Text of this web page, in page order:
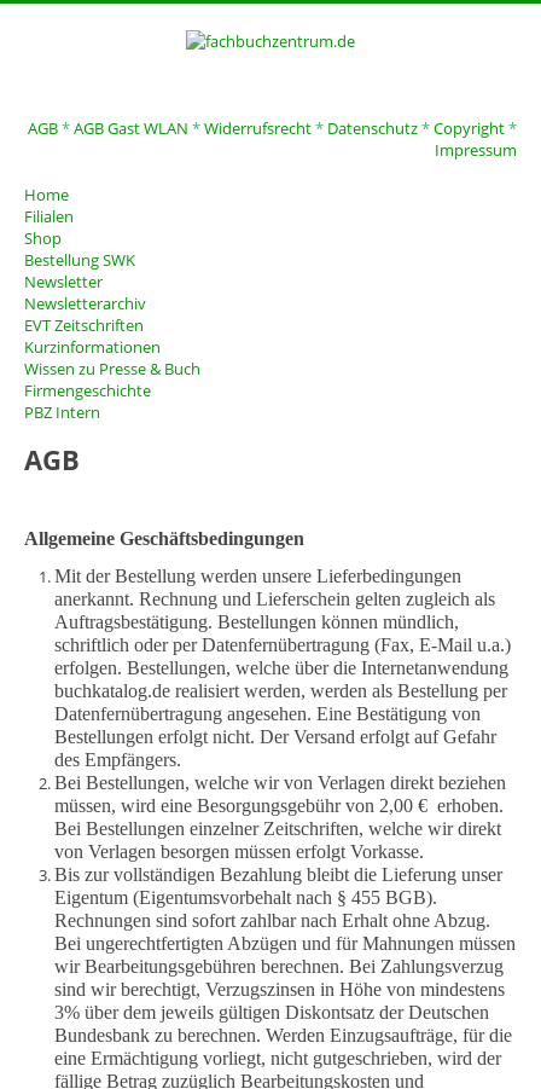
AGB*AGB Gast WLAN *Widerrufsrecht* Datenschutz*Copyright*
Impressum
Home
Filialen
Shop
Bestellung SWK
Newsletter
Newsletterarchiv
EVT Zeitschriften
Kurzinformationen
Wissen zu Presse & Buch
Firmengeschichte
PBZ Intern
AGB
Allgemeine Geschäftsbedingungen
Mit der Bestellung werden unsere Lieferbedingungen
anerkannt. Rechnung und Lieferschein gelten zugleich als
Auftragsbestätigung. Bestellungen können mündlich,
schriftlich oder per Datenfernübertragung (Fax, E-Mail u.a.)
erfolgen. Bestellungen, welche über die Internetanwendung
buchkatalog.de realisiert werden, werden als Bestellung per
Datenfernübertragung angesehen. Eine Bestätigung von
Bestellungen erfolgt nicht. Der Versand erfolgt auf Gefahr
des Empfängers.
Bei Bestellungen, welche wir von Verlagen direkt beziehen
müssen, wird eine Besorgungsgebühr von 2,00 € erhoben.
Bei Bestellungen einzelner Zeitschriften, welche wir direkt
von Verlagen besorgen müssen erfolgt Vorkasse.
Bis zur vollständigen Bezahlung bleibt die Lieferung unser
Eigentum (Eigentumsvorbehalt nach § 455 BGB).
Rechnungen sind sofort zahlbar nach Erhalt ohne Abzug.
Bei ungerechtfertigten Abzügen und für Mahnungen müssen
wir Bearbeitungsgebühren berechnen. Bei Zahlungsverzug
sind wir berechtigt, Verzugszinsen in Höhe von mindestens
3% über dem jeweils gültigen Diskontsatz der Deutschen
Bundesbank zu berechnen. Werden Einzugsaufträge, für die
eine Ermächtigung vorliegt, nicht gutgeschrieben, wird der
fällige Betrag zuzüglich Bearbeitungskosten und